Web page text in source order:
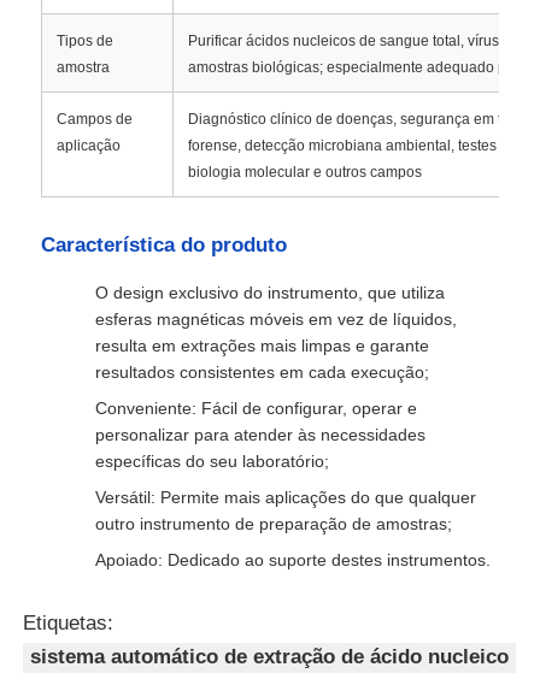
Instrumentos e Consumíveis Automatizados
Tipos de
amostra
Purificar ácidos nucleicos de sangue total, vírus,
amostras biológicas; especialmente adequado para
Campos de
aplicação
Diagnóstico clínico de doenças, segurança em
forense, detecção microbiana ambiental, testes de
biologia molecular e outros campos
Característica do produto
O design exclusivo do instrumento, que utiliza
esferas magnéticas móveis em vez de líquidos,
resulta em extrações mais limpas e garante
resultados consistentes em cada execução;
Conveniente: Fácil de configurar, operar e
personalizar para atender às necessidades
específicas do seu laboratório;
Versátil: Permite mais aplicações do que qualquer
outro instrumento de preparação de amostras;
Apoiado: Dedicado ao suporte destes instrumentos.
Etiquetas:
sistema automático de extração de ácido nucleico